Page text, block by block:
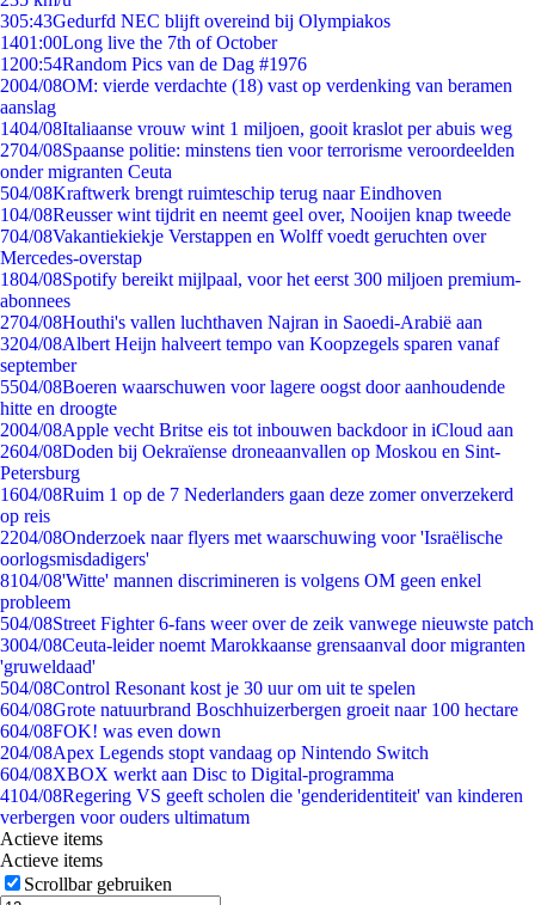
305:43Gedurfd NEC blijft overeind bij Olympiakos
1401:00Long live the 7th of October
1200:54Random Pics van de Dag #1976
2004/08OM: vierde verdachte (18) vast op verdenking van beramen
aanslag
1404/08Italiaanse vrouw wint 1 miljoen, gooit kraslot per abuis weg
2704/08Spaanse politie: minstens tien voor terrorisme veroordeelden
onder migranten Ceuta
504/08Kraftwerk brengt ruimteschip terug naar Eindhoven
104/08Reusser wint tijdrit en neemt geel over, Nooijen knap tweede
704/08Vakantiekiekje Verstappen en Wolff voedt geruchten over
Mercedes-overstap
1804/08Spotify bereikt mijlpaal, voor het eerst 300 miljoen premium-
abonnees
2704/08Houthi's vallen luchthaven Najran in Saoedi-Arabië aan
3204/08Albert Heijn halveert tempo van Koopzegels sparen vanaf
september
5504/08Boeren waarschuwen voor lagere oogst door aanhoudende
hitte en droogte
2004/08Apple vecht Britse eis tot inbouwen backdoor in iCloud aan
2604/08Doden bij Oekraïense droneaanvallen op Moskou en Sint-
Petersburg
1604/08Ruim 1 op de 7 Nederlanders gaan deze zomer onverzekerd
op reis
2204/08Onderzoek naar flyers met waarschuwing voor 'Israëlische
oorlogsmisdadigers'
8104/08'Witte' mannen discrimineren is volgens OM geen enkel
probleem
504/08Street Fighter 6-fans weer over de zeik vanwege nieuwste patch
3004/08Ceuta-leider noemt Marokkaanse grensaanval door migranten
'gruweldaad'
504/08Control Resonant kost je 30 uur om uit te spelen
604/08Grote natuurbrand Boschhuizerbergen groeit naar 100 hectare
604/08FOK! was even down
204/08Apex Legends stopt vandaag op Nintendo Switch
604/08XBOX werkt aan Disc to Digital-programma
4104/08Regering VS geeft scholen die 'genderidentiteit' van kinderen
verbergen voor ouders ultimatum
Actieve items
Actieve items
Scrollbar gebruiken